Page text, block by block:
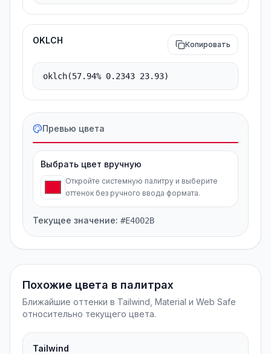
OKLCH Копировать
Превью цвета
Выбрать цвет вручную
Откройте системную палитру и выберите
оттенок без ручного ввода формата.
Текущее значение: #E4002B
Похожие цвета в палитрах
Ближайшие оттенки в Tailwind, Material и Web Safe
относительно текущего цвета.
Tailwind